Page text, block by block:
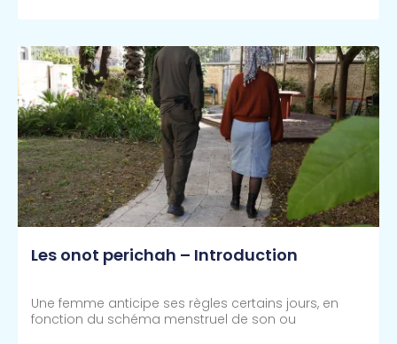
Les onot perichah – Introduction
Une femme anticipe ses règles certains jours, en
fonction du schéma menstruel de son ou